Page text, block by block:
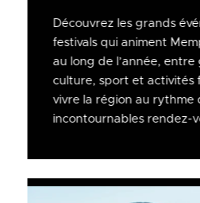
Découvrez les grands
festivals qui animent
au long de l’année, entre
culture, sport et activités
vivre la région au rythme
incontournables rendez-